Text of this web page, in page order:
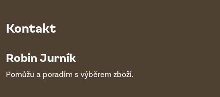
Kontakt
Robin Jurník
Pomůžu a poradím s výběrem zboží.